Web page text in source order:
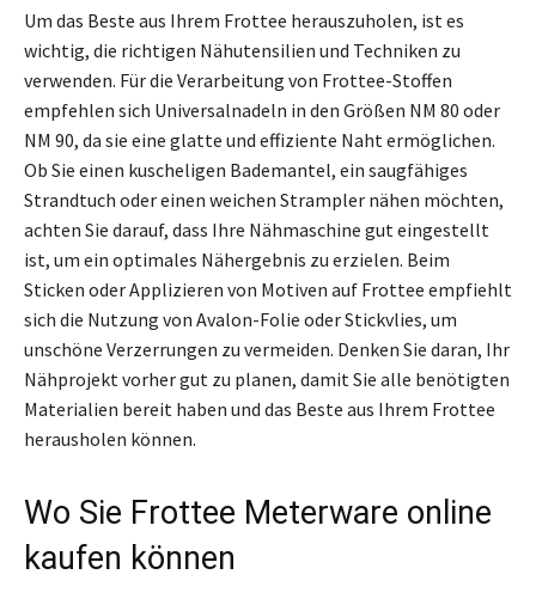
Um das Beste aus Ihrem Frottee herauszuholen, ist es
wichtig, die richtigen Nähutensilien und Techniken zu
verwenden. Für die Verarbeitung von Frottee-Stoffen
empfehlen sich Universalnadeln in den Größen NM 80 oder
NM 90, da sie eine glatte und effiziente Naht ermöglichen.
Ob Sie einen kuscheligen Bademantel, ein saugfähiges
Strandtuch oder einen weichen Strampler nähen möchten,
achten Sie darauf, dass Ihre Nähmaschine gut eingestellt
ist, um ein optimales Nähergebnis zu erzielen. Beim
Sticken oder Applizieren von Motiven auf Frottee empfiehlt
sich die Nutzung von Avalon-Folie oder Stickvlies, um
unschöne Verzerrungen zu vermeiden. Denken Sie daran, Ihr
Nähprojekt vorher gut zu planen, damit Sie alle benötigten
Materialien bereit haben und das Beste aus Ihrem Frottee
herausholen können.
Wo Sie Frottee Meterware online
kaufen können